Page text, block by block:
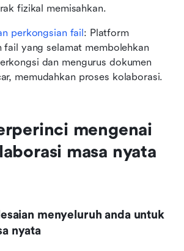
fizikal memisahkan.
perkongsian fail: Platform
fail yang selamat membolehkan
dan mengurus dokumen
memudahkan proses kolaborasi.
mengenai
masa nyata
menyeluruh anda untuk
nyata